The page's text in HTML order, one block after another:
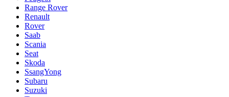
Range Rover
Renault
Rover
Saab
Scania
Seat
Skoda
SsangYong
Subaru
Suzuki